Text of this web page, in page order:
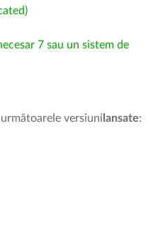
7 sau un sistem de
versiuni lansate: